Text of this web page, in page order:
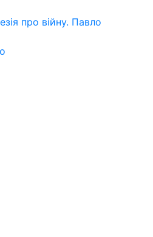
про війну. Павло